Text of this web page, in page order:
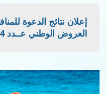
إعلان نتائج الدعوة
العروض الوطني عــدد 2024/AO/01